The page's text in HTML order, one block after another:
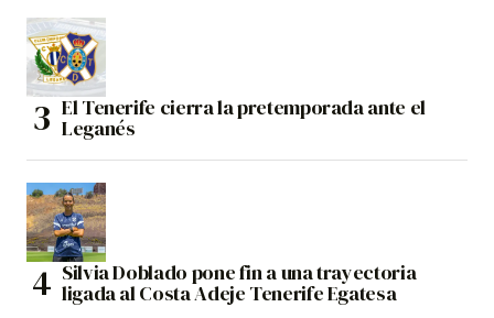
El Tenerife cierra la pretemporada ante el
Leganés
Silvia Doblado pone fin a una trayectoria
ligada al Costa Adeje Tenerife Egatesa